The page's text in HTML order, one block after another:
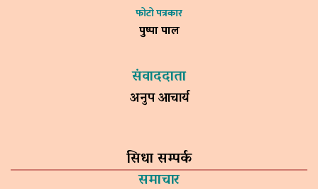
फोटो पत्रकार
पुष्पा पाल
संवाददाता
अनुप आचार्य
सिधा सम्पर्क
समाचार